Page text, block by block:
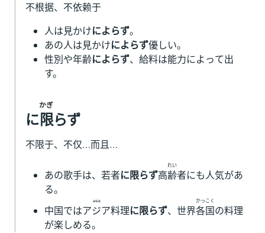
不根据、不依赖于
人は見かけによらず。
あの人は見かけによらず優しい。
性別や年齢によらず、給料は能力によって出
す。
に限
かぎ
らず
不限于、不仅…而且…
あの歌手は、若者に限らず高齢
れい
者にも人気があ
る。
中国ではアジア
asia
料理に限らず、世界各国
かっこく
の料理
が楽しめる。